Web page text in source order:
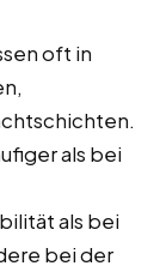
oft in
als bei
als bei
bei der